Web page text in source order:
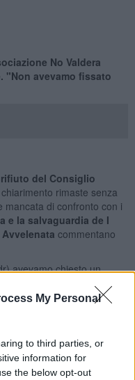
My Personal
to third parties, or
information for
the below opt-out
No Valdera
"Non avevamo fissato
del Consiglio
rimaste senza
mancata di confronto con i
e la salvaguardia de I
commentano
avevamo chiesto un
- hanno raccontato - ma il
Ma non molliamo.
Continueremo
si assuma la